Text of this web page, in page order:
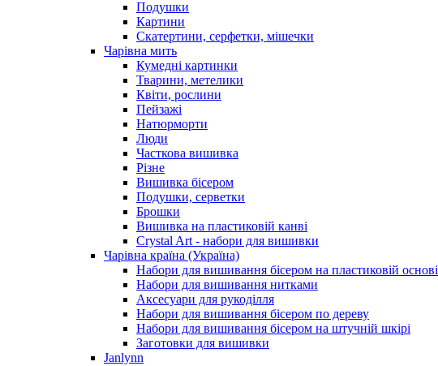
Подушки
Картини
Скатертини, серфетки, мішечки
Чарiвна мить
Кумедні картинки
Тварини, метелики
Квіти, рослини
Пейзажі
Натюрморти
Люди
Часткова вишивка
Різне
Вишивка бісером
Подушки, серветки
Брошки
Вишивка на пластиковій канві
Crystal Art - набори для вишивки
Чарівна країна (Україна)
Набори для вишивання бісером на пластиковій основі
Набори для вишивання нитками
Аксесуари для рукоділля
Набори для вишивання бісером по дереву
Набори для вишивання бісером на штучній шкірі
Заготовки для вишивки
Janlynn